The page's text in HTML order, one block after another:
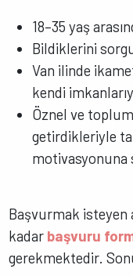
18–35 yaş
Bildiklerini
Van ilinde
kendi
Öznel ve
getirdikleriyle
motivasyonuna
Başvurmak isteyen
kadar başvuru
gerekmektedir.